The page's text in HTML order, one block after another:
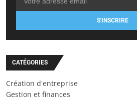
S'INSCRIRE
CATÉGORIES
Création d'entreprise
Gestion et finances